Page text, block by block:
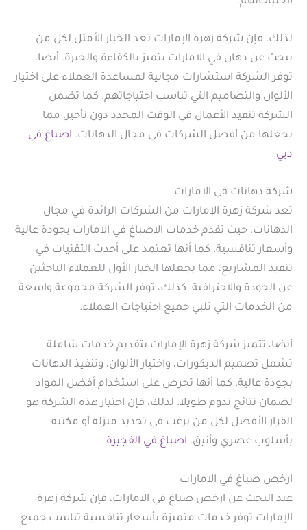
لذلك، فإن شركة زهرة الإمارات تعد الخيار الأمثل لكل من
يبحث عن دهان في الامارات يتميز بالكفاءة والخبرة. أيضا،
توفر الشركة استشارات مجانية لمساعدة العملاء على اختيار
الألوان والتصاميم التي تناسب احتياجاتهم. كما تضمن
الشركة تنفيذ الأعمال في الوقت المحدد دون تأخير، مما
يجعلها من أفضل الشركات في مجال الدهانات. اصباغ في
دبي
شركة دهانات في الامارات
تعد شركة زهرة الإمارات من الشركات الرائدة في مجال
الدهانات، حيث تقدم خدمات الاصباغ في الامارات بجودة عالية
وأسعار تنافسية. كما أنها تعتمد على أحدث التقنيات في
تنفيذ المشاريع، مما يجعلها الخيار الأول للعملاء الباحثين
عن الجودة والاحترافية. كذلك، توفر الشركة مجموعة واسعة
من الخدمات التي تلبي جميع احتياجات العملاء.
أيضا، تتميز شركة زهرة الإمارات بتقديم خدمات شاملة
تشمل تصميم الديكورات، واختيار الألوان، وتنفيذ الدهانات
بجودة عالية. كما أنها تحرص على استخدام أفضل المواد
لضمان نتائج تدوم طويلا. لذلك، فإن اختيار هذه الشركة هو
القرار الأفضل لكل من يرغب في تجديد منزله أو مكتبه
بأسلوب عصري وأنيق. اصباغ في الفجيرة
ارخص صباغ في الامارات
عند البحث عن ارخص صباغ في الامارات، فإن شركة زهرة
الإمارات توفر خدمات متميزة بأسعار تنافسية تناسب جميع